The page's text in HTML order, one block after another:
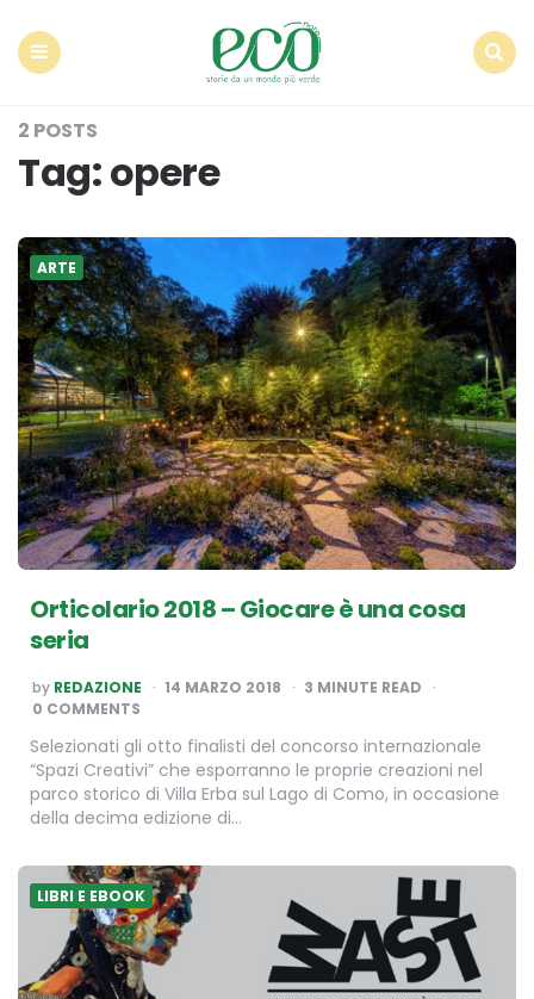
2 POSTS
Tag:opere
ARTE
Orticolario 2018 – Giocare è una cosa
seria
POSTED
BY
by REDAZIONE 14 MARZO 2018 3 MINUTE READ
0 COMMENTS
Selezionati gli otto finalisti del concorso internazionale
“Spazi Creativi” che esporranno le proprie creazioni nel
parco storico di Villa Erba sul Lago di Como, in occasione
della decima edizione di…
LIBRI E EBOOK